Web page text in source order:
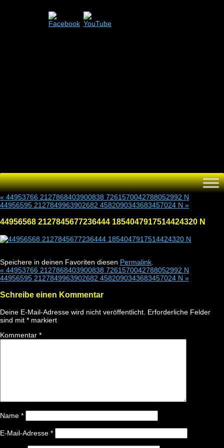
Zum
Inhalt
springen
« 44953766 2127868403900838 7261570042788052992 N
44956595 2127849963902682 4582090343683457024 N »
44956568 2127845677236444 1854047917514424320 N
Speichere in deinen Favoriten diesen Permalink
« 44953766 2127868403900838 7261570042788052992 N
44956595 2127849963902682 4582090343683457024 N »
Schreibe einen Kommentar
Deine E-Mail-Adresse wird nicht veröffentlicht. Erforderliche Felder
sind mit * markiert
Kommentar *
Name *
E-Mail-Adresse *